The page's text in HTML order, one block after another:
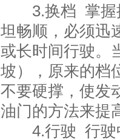
3.换档 掌握换
坦畅顺，必须迅
或长时间行驶。
坡），原来的档
不要硬撑，使发
油门的方法来提
4.行驶 行驶中